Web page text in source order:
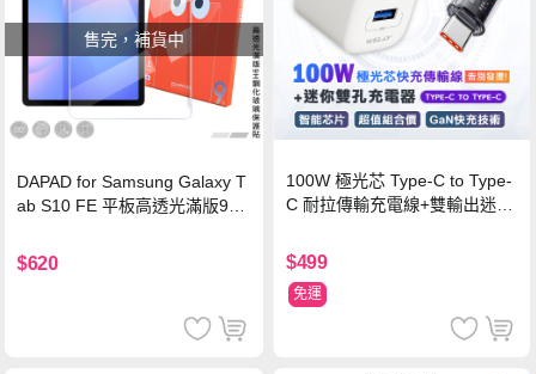
售完，補貨中
DAPAD for Samsung Galaxy T
ab S10 FE 平板高透光滿版9H
$620
100W 極光芯 Type-C to Type-
C 耐拉傳輸充電線+雙輸出迷你
$499
免運